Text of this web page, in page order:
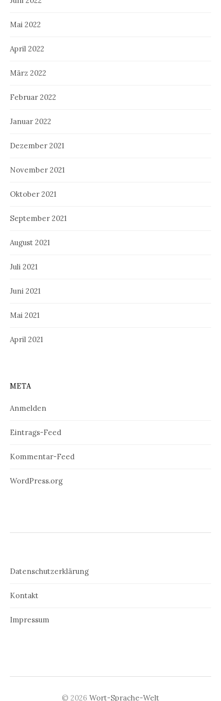
Mai 2022
April 2022
März 2022
Februar 2022
Januar 2022
Dezember 2021
November 2021
Oktober 2021
September 2021
August 2021
Juli 2021
Juni 2021
Mai 2021
April 2021
META
Anmelden
Eintrags-Feed
Kommentar-Feed
WordPress.org
Datenschutzerklärung
Kontakt
Impressum
© 2026 Wort-Sprache-Welt